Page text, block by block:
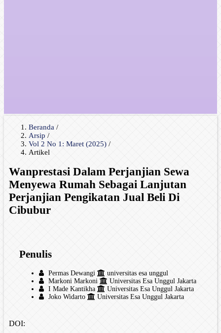
Beranda /
Arsip /
Vol 2 No 1: Maret (2025) /
Artikel
Wanprestasi Dalam Perjanjian Sewa
Menyewa Rumah Sebagai Lanjutan
Perjanjian Pengikatan Jual Beli Di
Cibubur
Penulis
Permas Dewangi
universitas esa unggul
Markoni Markoni
Universitas Esa Unggul Jakarta
I Made Kantikha
Universitas Esa Unggul Jakarta
Joko Widarto
Universitas Esa Unggul Jakarta
DOI: